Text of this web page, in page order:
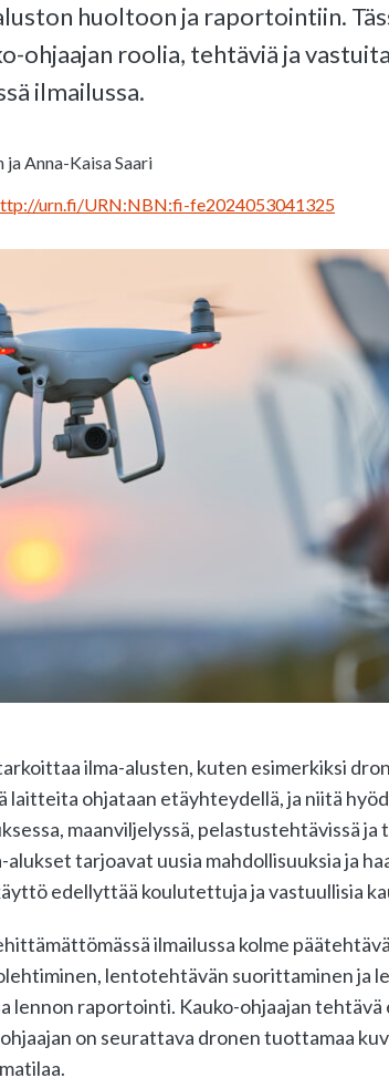
huoltoon ja raportointiin.
ohjaajan roolia, tehtäviä ja vastuita
ilmailussa.
Anna-Kaisa Saari
urn.fi/URN:NBN:fi-fe2024053041325
ilma-alusten, kuten esimerkiksi
laitteita ohjataan etäyhteydellä, ja niitä
maanviljelyssä, pelastustehtävissä ja
tarjoavat uusia mahdollisuuksia ja
edellyttää koulutettuja ja vastuullisia
ilmailussa kolme
lentotehtävän suorittaminen ja
lennon raportointi. Kauko-ohjaajan tehtävä
on seurattava dronen tuottamaa